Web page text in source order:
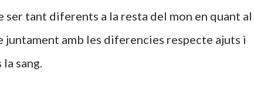
ser tant diferents a la resta del mon en quant al
juntament amb les diferencies respecte ajuts i
sang.